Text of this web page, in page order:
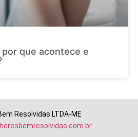
por que acontece e
Resolvidas LTDA-ME